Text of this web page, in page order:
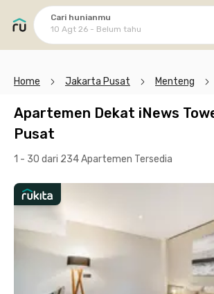
Cari hunianmu
10 Agt 26 - Belum tahu
Home Jakarta Pusat Menteng
Apartemen Dekat iNews
Pusat
1 - 30 dari 234 Apartemen Tersedia